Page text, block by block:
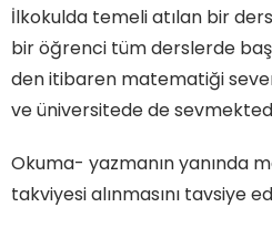
İlkokulda temeli atılan bir
bir öğrenci tüm derslerde
den itibaren matematiği
ve üniversitede de
Okuma- yazmanın yanında
takviyesi alınmasını tavsiye